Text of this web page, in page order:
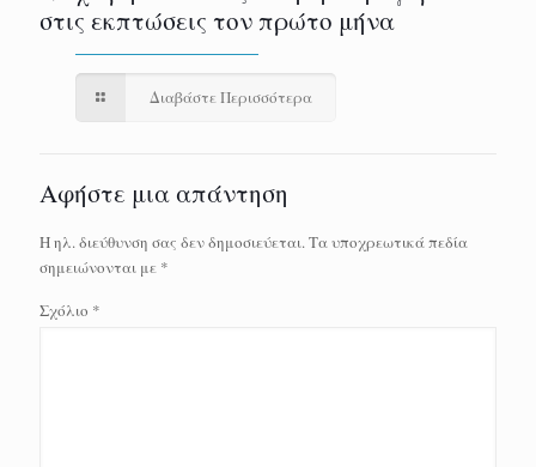
στις εκπτώσεις τον πρώτο μήνα
Διαβάστε Περισσότερα
Αφήστε μια απάντηση
Η ηλ. διεύθυνση σας δεν δημοσιεύεται.Τα υποχρεωτικά πεδία
σημειώνονται με *
Σχόλιο *